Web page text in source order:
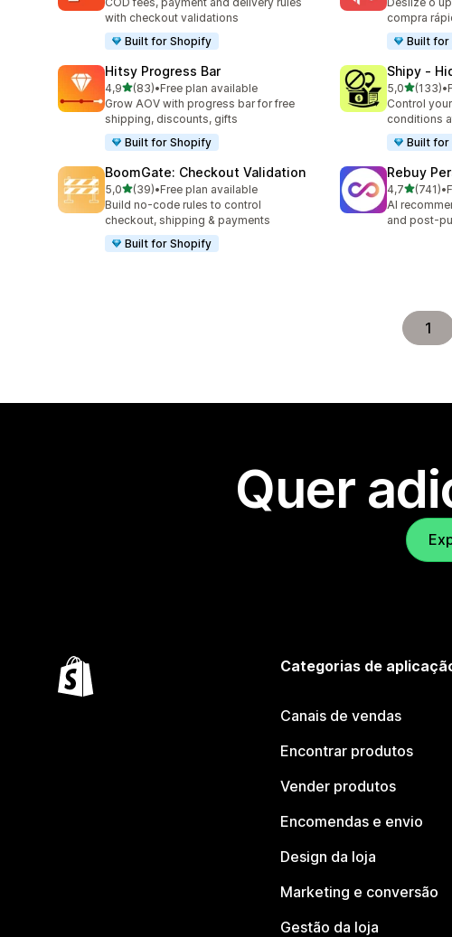
with checkout validations
Built for Shopify
compra
Built for
Hitsy Progress Bar
4,9de 5 estrelas
(83)
83 total de avaliações
•Free plan available
Grow AOV with progress bar for free
shipping, discounts, gifts
Built for Shopify
Shipy ‑
5,0de 5(133)
133 total •
Control
conditions
Built for
BoomGate: Checkout Validation
5,0de 5 estrelas
(39)
39 total de avaliações
•Free plan available
Build no-code rules to control
checkout, shipping & payments
Built for Shopify
Rebuy
4,7de 5(741)
741 total de
•
AI
and post-
1
Quer
Categorias de
Canais de vendas
Encontrar produtos
Vender produtos
Encomendas e envio
Design da loja
Marketing e conversão
Gestão da loja